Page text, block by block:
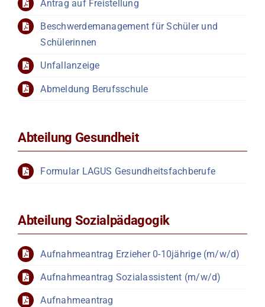
Antrag auf Freistellung
Beschwerdemanagement für Schüler und
Schülerinnen
Unfallanzeige
Abmeldung Berufsschule
Abteilung Gesundheit
Formular LAGUS Gesundheitsfachberufe
Abteilung Sozialpädagogik
Aufnahmeantrag Erzieher 0-10jährige (m/w/d)
Aufnahmeantrag Sozialassistent (m/w/d)
Aufnahmeantrag